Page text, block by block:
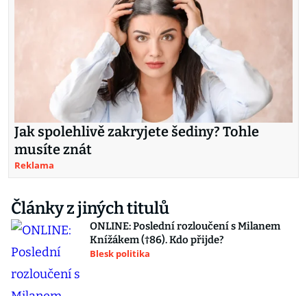
Jak spolehlivě zakryjete šediny? Tohle
musíte znát
Reklama
Články z jiných titulů
ONLINE: Poslední rozloučení s Milanem
Knížákem (†86). Kdo přijde?
Blesk politika